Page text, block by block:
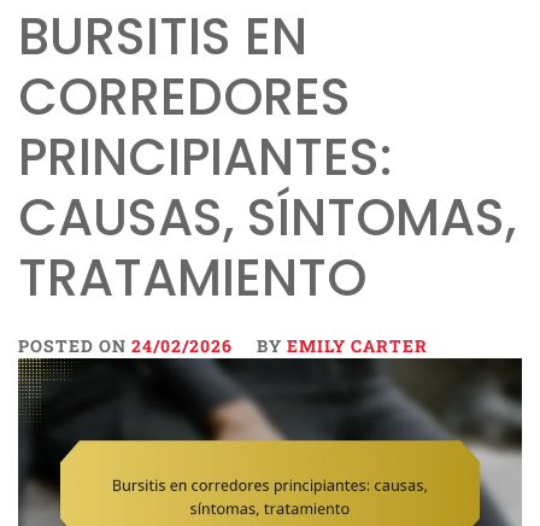
BURSITIS EN
CORREDORES
PRINCIPIANTES:
CAUSAS, SÍNTOMAS,
TRATAMIENTO
POSTED ON 24/02/2026 BY EMILY CARTER